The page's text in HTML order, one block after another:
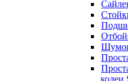
колеи